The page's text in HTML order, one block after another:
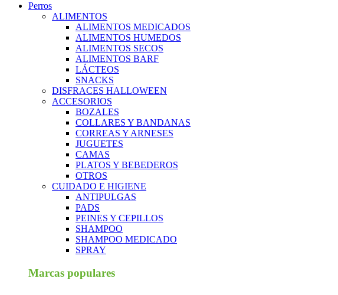
Perros
ALIMENTOS
ALIMENTOS MEDICADOS
ALIMENTOS HUMEDOS
ALIMENTOS SECOS
ALIMENTOS BARF
LÁCTEOS
SNACKS
DISFRACES HALLOWEEN
ACCESORIOS
BOZALES
COLLARES Y BANDANAS
CORREAS Y ARNESES
JUGUETES
CAMAS
PLATOS Y BEBEDEROS
OTROS
CUIDADO E HIGIENE
ANTIPULGAS
PADS
PEINES Y CEPILLOS
SHAMPOO
SHAMPOO MEDICADO
SPRAY
Marcas populares